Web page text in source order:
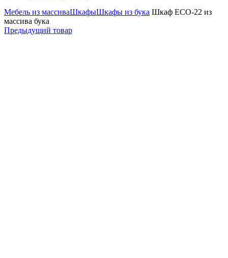
Мебель из массиваШкафыШкафы из бука Шкаф ECO-22 из
массива бука
Предыдущий товар